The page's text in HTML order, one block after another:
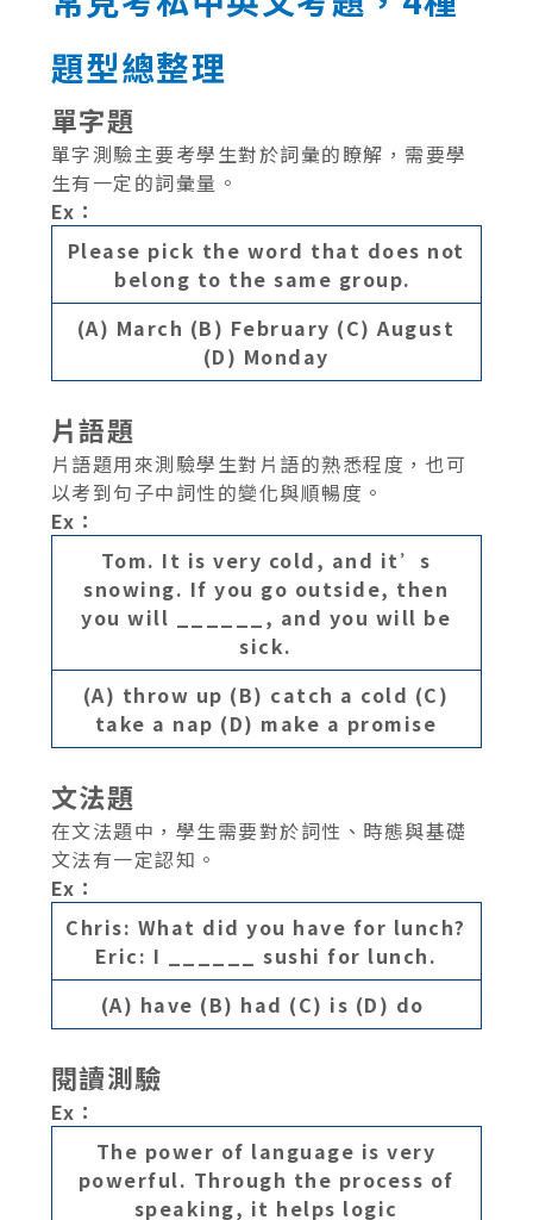
題型總整理
單字題
單字測驗主要考學生對於詞彙的瞭解，需要學
生有一定的詞彙量。
Ex：
Please pick the word that does not
belong to the same group.
(A) March (B) February (C) August
(D) Monday
片語題
片語題用來測驗學生對片語的熟悉程度，也可
以考到句子中詞性的變化與順暢度。
Ex：
Tom. It is very cold, and it’s
snowing. If you go outside, then
you will ______, and you will be
sick.
(A) throw up (B) catch a cold (C)
take a nap (D) make a promise
文法題
在文法題中，學生需要對於詞性、時態與基礎
文法有一定認知。
Ex：
Chris: What did you have for lunch?
Eric: I ______ sushi for lunch.
(A) have (B) had (C) is (D) do
閱讀測驗
Ex：
The power of language is very
powerful. Through the process of
speaking, it helps logic